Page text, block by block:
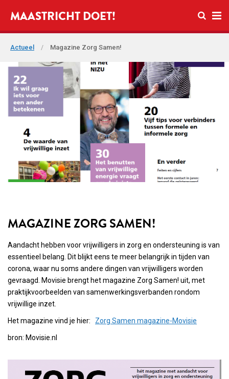
Open
MAASTRICHT DOET!
Actueel / Magazine Zorg Samen!
MAGAZINE ZORG SAMEN!
Aandacht hebben voor vrijwilligers in zorg en ondersteuning is van
essentieel belang. Dit blijkt eens te meer belangrijk in tijden van
corona, waar nu soms andere dingen van vrijwilligers worden
gevraagd. Movisie brengt het magazine Zorg Samen! uit, met
praktijkvoorbeelden van samenwerkingsverbanden rondom
vrijwillige inzet.
Het magazine vind je hier: Zorg Samen magazine-Movisie
bron: Movisie.nl